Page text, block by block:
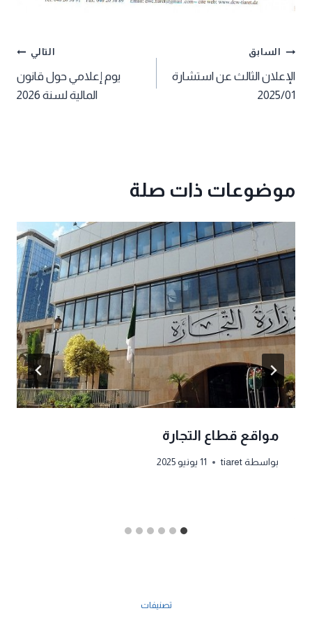
تصفّح
المقالات
السابق
الإعلان الثالث عن استشارة
2025/01
التالي
يوم إعلامي حول قانون
المالية لسنة 2026
موضوعات ذات صلة
مواقع قطاع التجارة
بواسطة tiaret 11 يونيو 2025
تصنيفات